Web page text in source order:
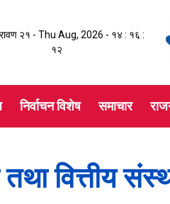
२१ - Thu Aug, 2026 - १४ : १६ :
१२
निर्वाचन विशेष समाचार
वित्तीय